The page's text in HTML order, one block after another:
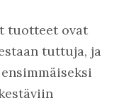
tuotteet ovat
tuttuja, ja